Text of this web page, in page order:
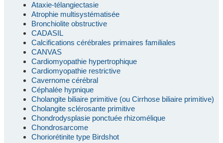
Ataxie-télangiectasie
Atrophie multisystématisée
Bronchiolite obstructive
CADASIL
Calcifications cérébrales primaires familiales
CANVAS
Cardiomyopathie hypertrophique
Cardiomyopathie restrictive
Cavernome cérébral
Céphalée hypnique
Cholangite biliaire primitive (ou Cirrhose biliaire primitive)
Cholangite sclérosante primitive
Chondrodysplasie ponctuée rhizomélique
Chondrosarcome
Choriorétinite type Birdshot